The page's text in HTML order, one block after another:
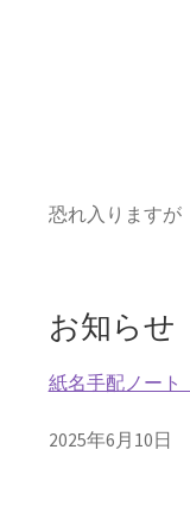
恐れ入りますが
お知らせ
紙名手配ノート
2025年6月10日